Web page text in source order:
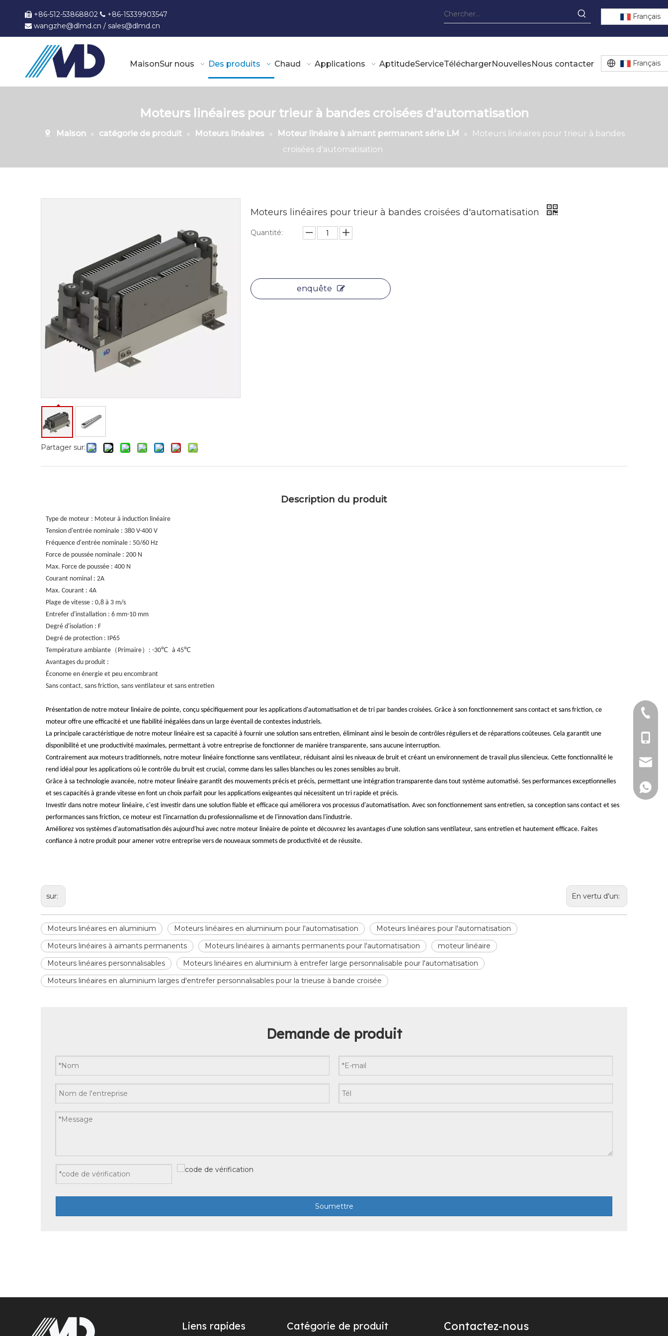
 +86-512-53868802  +86-15339903547
 wangzhe@dlmd.cn / sales@dlmd.cn
Français
MaisonSur nous Des produits Chaud Applications AptitudeServiceTéléchargerNouvellesNous contacter Français
Moteurs linéaires pour trieur à bandes croisées d'automatisation
Maison » catégorie de produit » Moteurs linéaires » Moteur linéaire à aimant permanent série LM »
Moteurs linéaires pour trieur à bandes
croisées d'automatisation
Partager sur:
Moteurs linéaires pour trieur à bandes croisées d'automatisation
Quantité:
enquête
Description du produit
Type de moteur : Moteur à induction linéaire
Tension d'entrée nominale : 380 V-400 V
Fréquence d'entrée nominale : 50/60 Hz
Force de poussée nominale : 200 N
Max. Force de poussée : 400 N
Courant nominal : 2A
Max. Courant : 4A
Plage de vitesse : 0,8 à 3 m/s
Entrefer d'installation : 6 mm-10 mm
Degré d'isolation : F
Degré de protection : IP65
Température ambiante （ Primaire） : -30℃ à 45℃
Avantages du produit :
Économe en énergie et peu encombrant
Sans contact, sans friction, sans ventilateur et sans entretien
Présentation de notre moteur linéaire de pointe, conçu spécifiquement pour les applications d'automatisation et de tri par bandes croisées. Grâce à son fonctionnement sans contact et sans friction, ce
moteur offre une efficacité et une fiabilité inégalées dans un large éventail de contextes industriels.
La principale caractéristique de notre moteur linéaire est sa capacité à fournir une solution sans entretien, éliminant ainsi le besoin de contrôles réguliers et de réparations coûteuses. Cela garantit une
disponibilité et une productivité maximales, permettant à votre entreprise de fonctionner de manière transparente, sans aucune interruption.
Contrairement aux moteurs traditionnels, notre moteur linéaire fonctionne sans ventilateur, réduisant ainsi les niveaux de bruit et créant un environnement de travail plus silencieux. Cette fonctionnalité le
rend idéal pour les applications où le contrôle du bruit est crucial, comme dans les salles blanches ou les zones sensibles au bruit.
Grâce à sa technologie avancée, notre moteur linéaire garantit des mouvements précis et précis, permettant une intégration transparente dans tout système automatisé. Ses performances exceptionnelles
et ses capacités à grande vitesse en font un choix parfait pour les applications exigeantes qui nécessitent un tri rapide et précis.
Investir dans notre moteur linéaire, c'est investir dans une solution fiable et efficace qui améliorera vos processus d'automatisation. Avec son fonctionnement sans entretien, sa conception sans contact et ses
performances sans friction, ce moteur est l'incarnation du professionnalisme et de l'innovation dans l'industrie.
Améliorez vos systèmes d'automatisation dès aujourd'hui avec notre moteur linéaire de pointe et découvrez les avantages d'une solution sans ventilateur, sans entretien et hautement efficace. Faites
confiance à notre produit pour amener votre entreprise vers de nouveaux sommets de productivité et de réussite.
sur: En vertu d'un:
Moteurs linéaires en aluminium Moteurs linéaires en aluminium pour l'automatisation
Moteurs linéaires pour l'automatisation
Moteurs linéaires à aimants permanents
Moteurs linéaires à aimants permanents pour l'automatisation
moteur linéaire
Moteurs linéaires personnalisables
Moteurs linéaires en aluminium à entrefer large personnalisable pour l'automatisation
Moteurs linéaires en aluminium larges d'entrefer personnalisables pour la trieuse à bande croisée
Demande de produit
Soumettre
Liens rapides Catégorie de produit
+ 86-
Contactez-nous